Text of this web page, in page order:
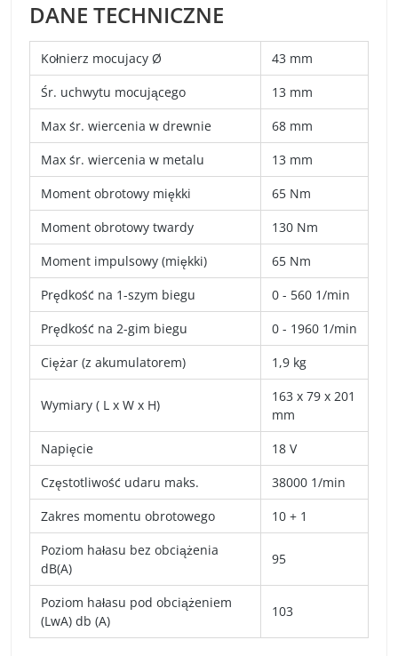
DANE TECHNICZNE
Kołnierz mocujacy Ø
43 mm
Śr. uchwytu mocującego
13 mm
Max śr. wiercenia w drewnie
68 mm
Max śr. wiercenia w metalu
13 mm
Moment obrotowy miękki
65 Nm
Moment obrotowy twardy
130 Nm
Moment impulsowy (miękki)
65 Nm
Prędkość na 1-szym biegu
0 - 560 1/min
Prędkość na 2-gim biegu
0 - 1960 1/min
Ciężar (z akumulatorem)
1,9 kg
Wymiary ( L x W x H)
163 x 79 x 201
mm
Napięcie
18 V
Częstotliwość udaru maks.
38000 1/min
Zakres momentu obrotowego
10 + 1
Poziom hałasu bez obciążenia
dB(A)
95
Poziom hałasu pod obciążeniem
(LwA) db (A)
103